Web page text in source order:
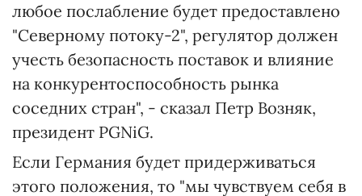
любое послабление будет предоставлено
"Северному потоку-2", регулятор должен
учесть безопасность поставок и влияние
на конкурентоспособность рынка
соседних стран", - сказал Петр Возняк,
президент PGNiG.
Если Германия будет придерживаться
этого положения, то "мы чувствуем себя в